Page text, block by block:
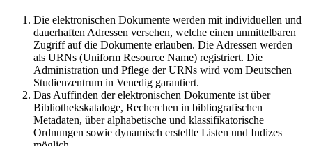
Die elektronischen Dokumente werden mit individuellen und
dauerhaften Adressen versehen, welche einen unmittelbaren
Zugriff auf die Dokumente erlauben. Die Adressen werden
als URNs (Uniform Resource Name) registriert. Die
Administration und Pflege der URNs wird vom Deutschen
Studienzentrum in Venedig garantiert.
Das Auffinden der elektronischen Dokumente ist über
Bibliothekskataloge, Recherchen in bibliografischen
Metadaten, über alphabetische und klassifikatorische
Ordnungen sowie dynamisch erstellte Listen und Indizes